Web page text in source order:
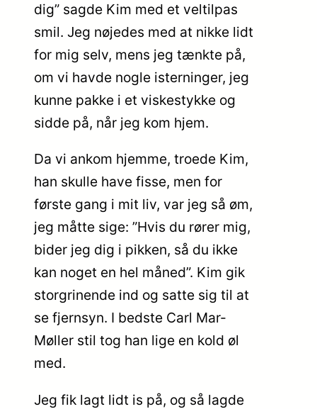
dig” sagde Kim med et veltilpas
smil. Jeg nøjedes med at nikke lidt
for mig selv, mens jeg tænkte på,
om vi havde nogle isterninger, jeg
kunne pakke i et viskestykke og
sidde på, når jeg kom hjem.
Da vi ankom hjemme, troede Kim,
han skulle have fisse, men for
første gang i mit liv, var jeg så øm,
jeg måtte sige: ”Hvis du rører mig,
bider jeg dig i pikken, så du ikke
kan noget en hel måned”. Kim gik
storgrinende ind og satte sig til at
se fjernsyn. I bedste Carl Mar-
Møller stil tog han lige en kold øl
med.
Jeg fik lagt lidt is på, og så lagde